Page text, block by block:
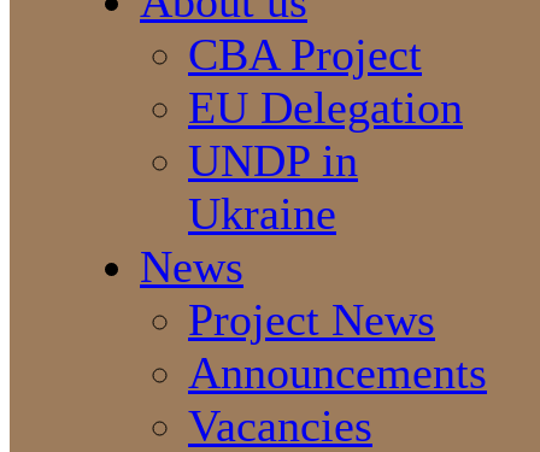
CBA Project
EU Delegation
UNDP in
Ukraine
News
Project News
Announcements
Vacancies